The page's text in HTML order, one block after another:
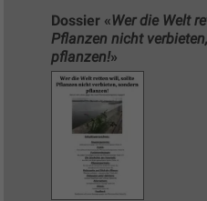
Dossier «Wer die Welt
Pflanzen nicht
pflanzen!»